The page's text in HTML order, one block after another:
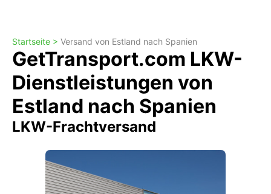
Startseite > Versand von Estland nach Spanien
GetTransport.com LKW-
Dienstleistungen von
Estland nach Spanien
LKW-Frachtversand